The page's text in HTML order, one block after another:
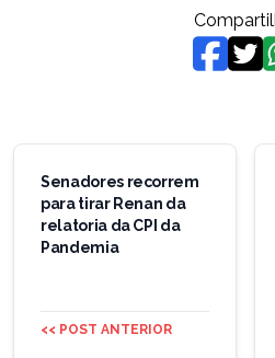
Navegação
Post
Senadores recorrem
para tirar Renan da
relatoria da CPI da
Pandemia
<< POST ANTERIOR